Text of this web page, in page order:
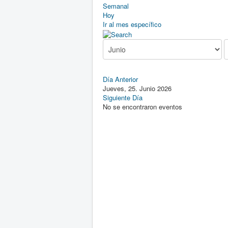
Semanal
Hoy
Ir al mes específico
Día Anterior
Jueves, 25. Junio 2026
Siguiente Día
No se encontraron eventos